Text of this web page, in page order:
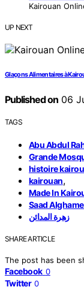
Kairouan
UP NEXT
Glaçons Alimentaires à
Published on06
TAGS
Abu Abdul
Grande
histoire
kairouan,
Made In
Saad
زهرة المدائن
SHARE ARTICLE
The post has been
Facebook 0
Twitter 0